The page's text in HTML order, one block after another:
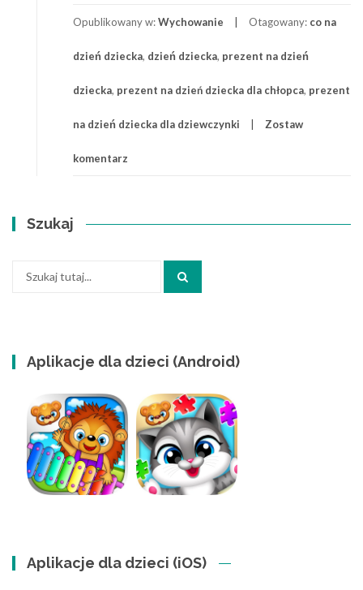
na
na
Opublikowany w:Wychowanie Otagowany: co na
dzień dziecka, dzień dziecka, prezent na dzień
dziecka, prezent na dzień dziecka dla chłopca, prezent
na dzień dziecka dla dziewczynki Zostaw
komentarz
Szukaj
Aplikacje dla dzieci (Android)
Aplikacje dla dzieci (iOS)